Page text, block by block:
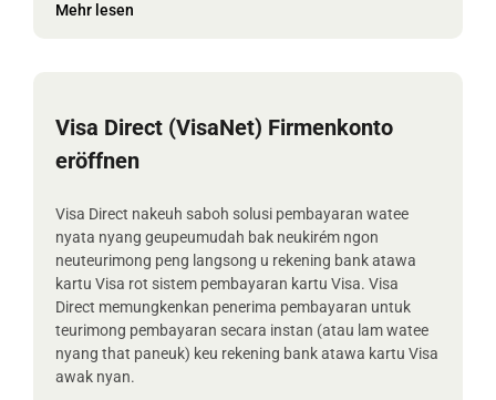
Mehr lesen
Visa Direct (VisaNet) Firmenkonto
eröffnen
Visa Direct nakeuh saboh solusi pembayaran watee
nyata nyang geupeumudah bak neukirém ngon
neuteurimong peng langsong u rekening bank atawa
kartu Visa rot sistem pembayaran kartu Visa. Visa
Direct memungkenkan penerima pembayaran untuk
teurimong pembayaran secara instan (atau lam watee
nyang that paneuk) keu rekening bank atawa kartu Visa
awak nyan.